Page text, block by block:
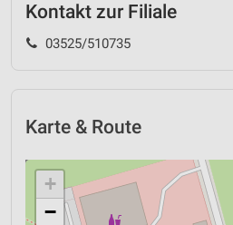
Kontakt zur Filiale
03525/510735
Karte & Route
+
−